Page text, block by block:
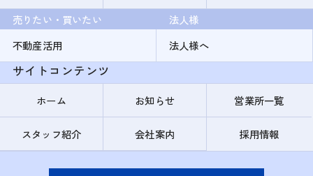
売りたい・買いたい
不動産活用
法人様
法人様へ
サイトコンテンツ
ホーム お知らせ 営業所一覧
スタッフ紹介 会社案内 採用情報